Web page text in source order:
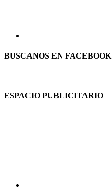
BUSCANOS EN FACEBOOK
ESPACIO PUBLICITARIO